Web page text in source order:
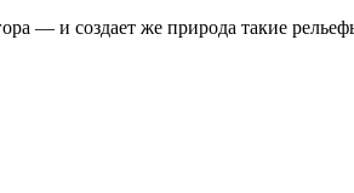
— и создает же природа такие